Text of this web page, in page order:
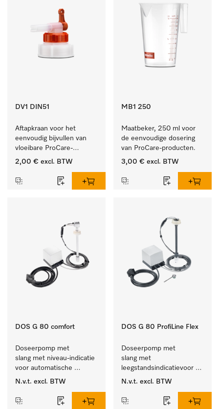
DV1 DIN51
Aftapkraan voor het
eenvoudig bijvullen van
vloeibare ProCare-
producten.
2,00 € excl. BTW
MB1 250
Maatbeker, 250 ml voor
de eenvoudige dosering
van ProCare-producten.
3,00 € excl. BTW
DOS G 80 comfort
Doseerpomp met
slang met niveau-indicatie
voor automatische
dosering van vloeibare
N.v.t. excl. BTW
DOS G 80 ProfiLine Flex
Doseerpomp met
slang met
leegstandsindicatievoor
de autom. dosering van
N.v.t. excl. BTW